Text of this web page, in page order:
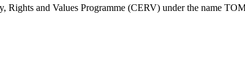
Rights and Values Programme (CERV) under the name